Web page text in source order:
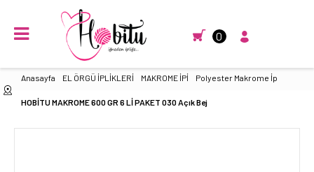
0
Anasayfa EL ÖRGÜ İPLİKLERİ MAKROME İPİ Polyester Makrome İp
HOBİTU MAKROME 600 GR 6 Lİ PAKET 030 Açık Bej